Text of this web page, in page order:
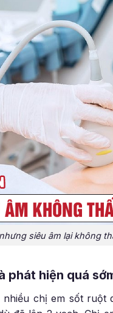
siêu âm lại không
phát hiện quá
chị em sốt